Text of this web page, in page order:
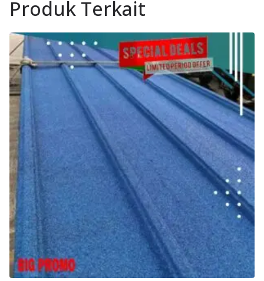
Produk Terkait